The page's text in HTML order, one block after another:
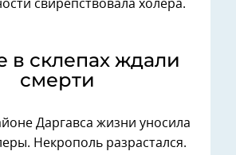
свирепствовала холера.
склепах ждали
смерти
Даргавса жизни уносила
Некрополь разрастался.